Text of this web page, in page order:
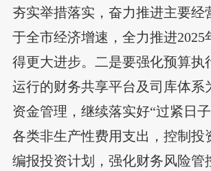
夯实举措落实，奋力推进主要经
于全市经济增速，全力推进2025
得更大进步。二是要强化预算执
运行的财务共享平台及司库体系
资金管理，继续落实好“过紧日
各类非生产性费用支出，控制投
编报投资计划，强化财务风险管